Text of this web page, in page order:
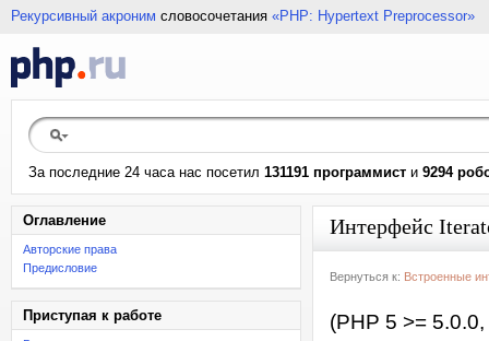
Рекурсивный акроним словосочетания «PHP: Hypertext Preprocessor»
За последние 24 часа нас посетил 131191 программист и 9294
Оглавление
Авторские права
Предисловие
Приступая к работе
Интерфейс
Вернуться к: Встроенные
(PHP 5 >=